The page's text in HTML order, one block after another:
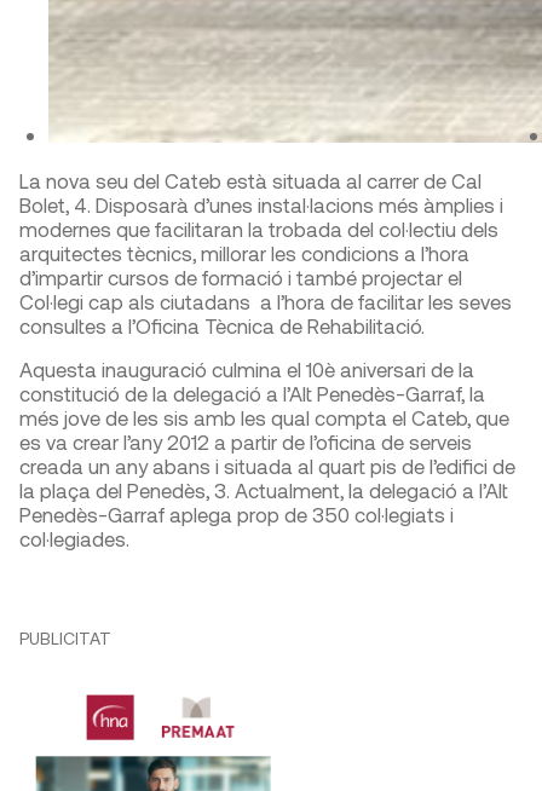
La nova seu del Cateb està situada al carrer de Cal
Bolet, 4. Disposarà d’unes instal·lacions més àmplies i
modernes que facilitaran la trobada del col·lectiu dels
arquitectes tècnics, millorar les condicions a l’hora
d’impartir cursos de formació i també projectar el
Col·legi cap als ciutadans a l’hora de facilitar les seves
consultes a l’Oficina Tècnica de Rehabilitació.
Aquesta inauguració culmina el 10è aniversari de la
constitució de la delegació a l’Alt Penedès-Garraf, la
més jove de les sis amb les qual compta el Cateb, que
es va crear l’any 2012 a partir de l’oficina de serveis
creada un any abans i situada al quart pis de l’edifici de
la plaça del Penedès, 3. Actualment, la delegació a l’Alt
Penedès-Garraf aplega prop de 350 col·legiats i
col·legiades.
PUBLICITAT